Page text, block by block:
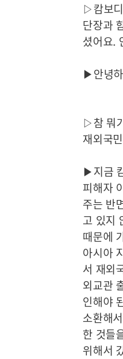
▷캄보
단장과
셨어요.
▶안녕
▷참 뭐
재외국
▶지금
피해자
주는 반
고 있지
때문에
아시아
서 재외
외교관
인해야
소환해
한 것들
위해서